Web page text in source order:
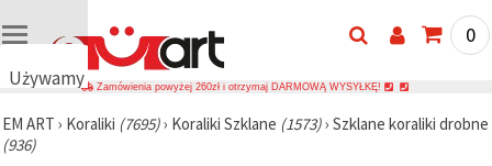
Używamy
cookie
🍪
0
Zamówienia powyżej 260zł i otrzymaj DARMOWĄ WYSYŁKĘ!
EM ART › Koraliki (7695)› Koraliki Szklane (1573)› Szklane koraliki drobne
(936)